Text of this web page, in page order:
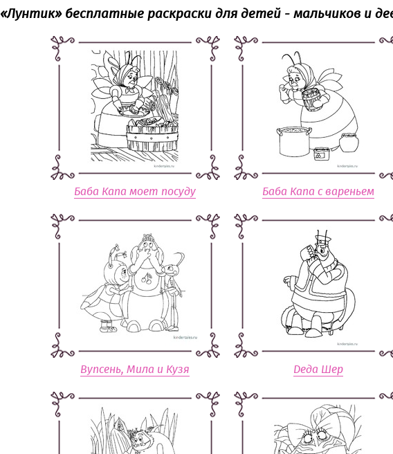
«‎Лунтик» бесплатные раскраски для детей - мальчиков и
Баба Капа моет посуду Баба Капа с вареньем
Вупсень, Мила и Кузя Деда Шер